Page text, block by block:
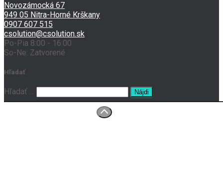
Novozámocká 67
949 05 Nitra-Horné Krškany
0907 607 515
csolution@csolution.sk
Po-Pia 8:00 - 16:00
So-Ne: Zatvorené
Hľadať
Hľadať …